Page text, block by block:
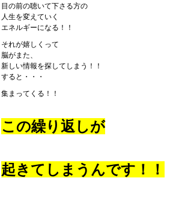
目の前の聴いて下さる方の
人生を変えていく
エネルギーになる！！
それが嬉しくって
脳がまた、
新しい情報を探してしまう！！
すると・・・
集まってくる！！
この繰り返しが
起きてしまうんです！！